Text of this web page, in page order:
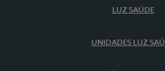
LUZ SAÚDE
UNIDADES LUZ